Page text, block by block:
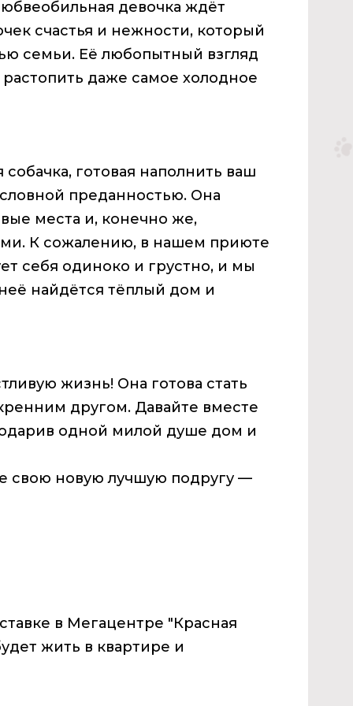
девочка ждёт
счастья и нежности, который
семьи. Её любопытный взгляд
даже самое холодное
готовая наполнить ваш
преданностью. Она
места и, конечно же,
К сожалению, в нашем приюте
себя одиноко и грустно, и мы
найдётся тёплый дом и
жизнь! Она готова стать
другом. Давайте вместе
одной милой душе дом и
свою новую лучшую подругу —
в Мегацентре "Красная
жить в квартире и